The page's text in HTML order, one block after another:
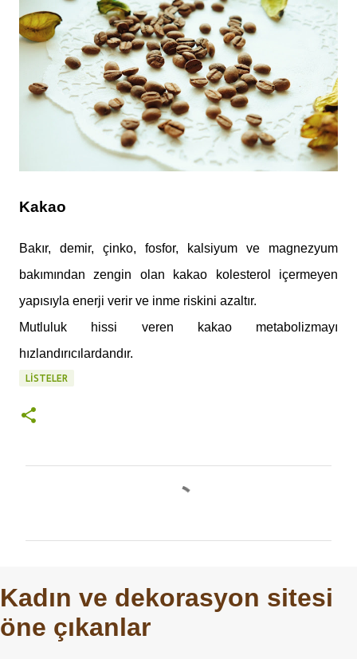
Kakao
Bakır, demir, çinko, fosfor, kalsiyum ve magnezyum
bakımından zengin olan kakao kolesterol içermeyen
yapısıyla enerji verir ve inme riskini azaltır.
Mutluluk hissi veren kakao metabolizmayı
hızlandırıcılardandır.
LISTELER
l
a
Kadın ve dekorasyon sitesi
öne çıkanlar